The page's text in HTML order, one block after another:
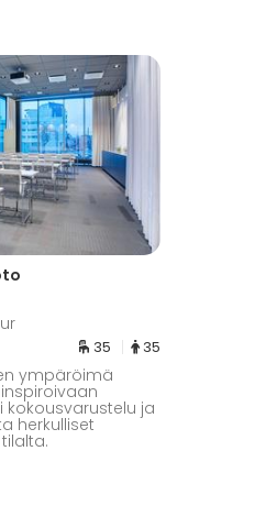
35 35
ympäröimä
kokousvarustelu ja
herkulliset